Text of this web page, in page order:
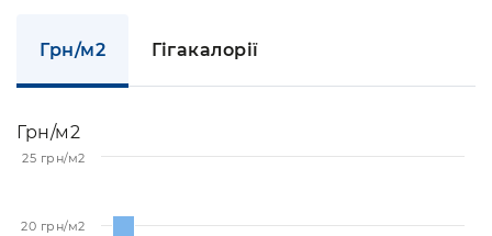
Грн/м2 Гігакалорії
Грн/м2
20 грн/м2
25 грн/м2